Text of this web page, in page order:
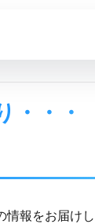
・・・​
報をお届け